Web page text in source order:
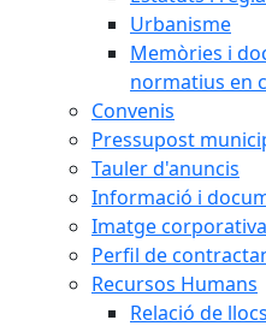
Urbanisme
Memòries i
normatius en
Convenis
Pressupost
Tauler d'anuncis
Informació i
Imatge corporativa
Perfil de
Recursos Humans
Relació de